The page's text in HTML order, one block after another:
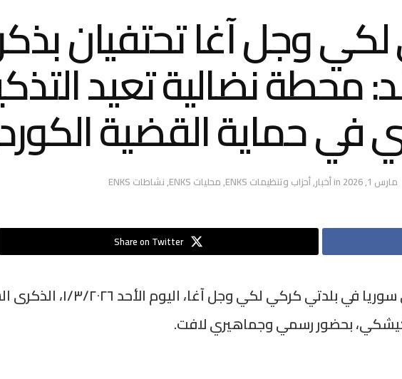
وجل آغا تحتفيان
محطة نضالية تعيد
في حماية القضية
مارس 1, 2026 inأخبار,أحزاب وتنظيمات ENKS ,محليات ENKS ,نشاطات ENKS
Share on Twitter
أحيت محليتا المجلس الوطني
بحضور رسمي وجماهيري لافت.